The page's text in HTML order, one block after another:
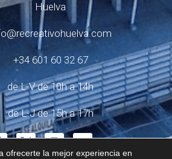
Huelva
+34 601 60 32 67
de L-V de 10h a 14h
de L-J de 15h a 17h
ofrecerte la mejor experiencia en